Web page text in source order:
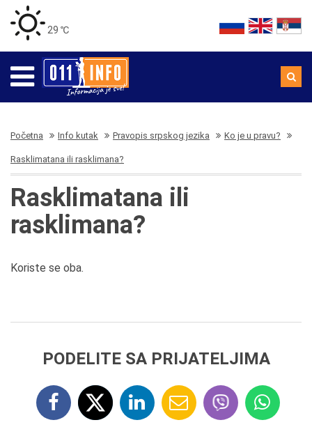
29 ℃
Početna Info kutak Pravopis srpskog jezika Ko je u pravu?
Rasklimatana ili rasklimana?
Rasklimatana ili
rasklimana?
Koriste se oba.
PODELITE SA PRIJATELJIMA